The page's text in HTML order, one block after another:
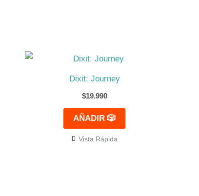
Dixit: Journey
$19.990
AÑADIR 🎲
Vista Rápida